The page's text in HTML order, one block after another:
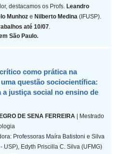
destacamos os Profs. Leandro
Munhoze Nilberto Medina (IFUSP).
até 10/07.
São Paulo.
como prática na
questão sociocientífica:
a justiça social no ensino de
DE SENA FERREIRA| Mestrado
Professoras Maíra Batistoni e Silva
USP), Edyth Priscilla C. Silva (UFMG)